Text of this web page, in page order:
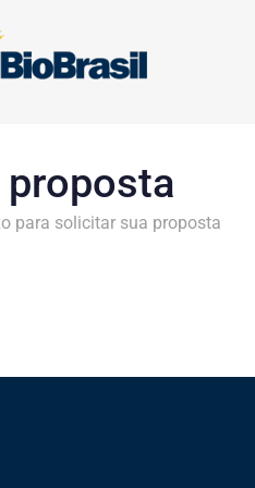
para solicitar sua proposta